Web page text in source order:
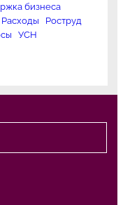
бизнеса
Расходы
Роструд
УСН